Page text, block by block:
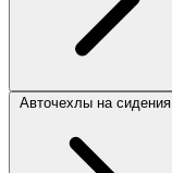
Авточехлы на сидения